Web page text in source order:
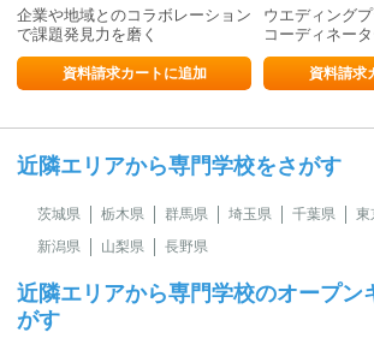
企業や地域とのコラボレーション
で課題発見力を磨く
資料請求カートに追加
ウエディング
コーディネー
資料請求
近隣エリアから専門学校をさがす
茨城県 栃木県 群馬県 埼玉県 千葉県 東
新潟県
山梨県 長野県
近隣エリアから専門学校のオープン
がす